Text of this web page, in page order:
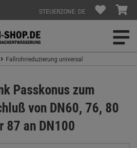
STEUERZONE: DE
Fallrohrreduzierung universal
Passkonus zum
von DN60, 76, 80
87 an DN100